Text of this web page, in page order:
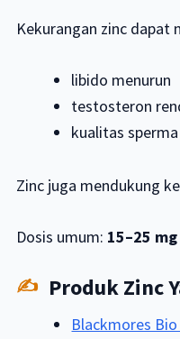
Kekurangan zinc dapat
libido menurun
testosteron
kualitas
Zinc juga mendukung
Dosis umum: 15–25
Produk Zinc
Blackmores